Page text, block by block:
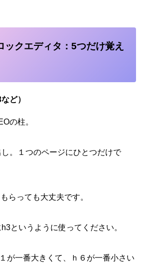
ックエディタ：5つだけ覚え
ど）
の柱。
１つのページにひとつだけで
っても大丈夫です。
いうように使ってください。
一番大きくて、ｈ６が一番小さい